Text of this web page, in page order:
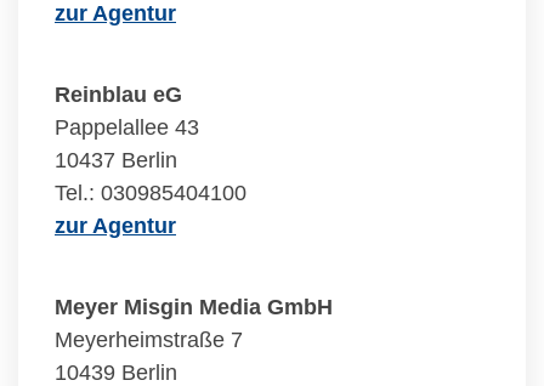
zur Agentur
Reinblau eG
Pappelallee 43
10437 Berlin
Tel.: 030985404100
zur Agentur
Meyer Misgin Media GmbH
Meyerheimstraße 7
10439 Berlin